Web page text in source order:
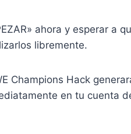
ahora y esperar a
libremente.
Champions Hack
en tu cuenta